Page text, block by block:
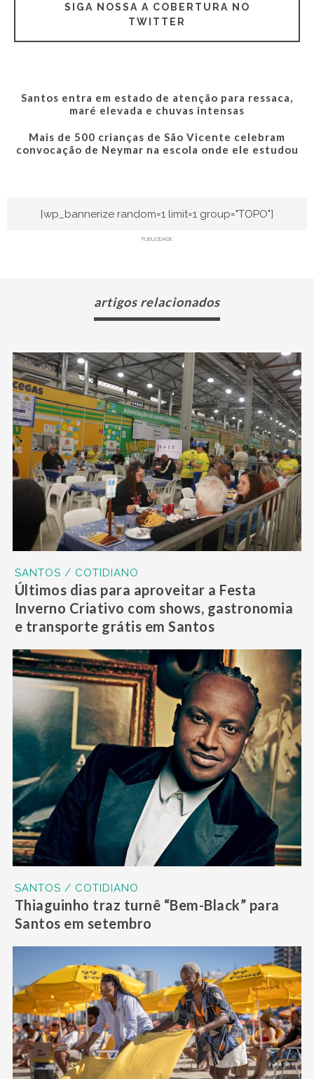
SIGA NOSSA A COBERTURA NO
TWITTER
Santos entra em estado de atenção para ressaca,
maré elevada e chuvas intensas
Mais de 500 crianças de São Vicente celebram
convocação de Neymar na escola onde ele estudou
[wp_bannerize random=1 limit=1 group="TOPO"]
PUBLICIDADE
artigos relacionados
SANTOS / COTIDIANO
Últimos dias para aproveitar a Festa
Inverno Criativo com shows, gastronomia
e transporte grátis em Santos
SANTOS / COTIDIANO
Thiaguinho traz turnê “Bem-Black” para
Santos em setembro